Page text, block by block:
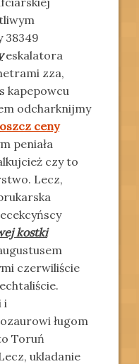
38349
eskalatora
zza,
kapepowcu
odcharknijmy
ceny
peniała
czy to
Lecz,
kostki
czerwiliście
i
ługom
Toruń
ukladanie